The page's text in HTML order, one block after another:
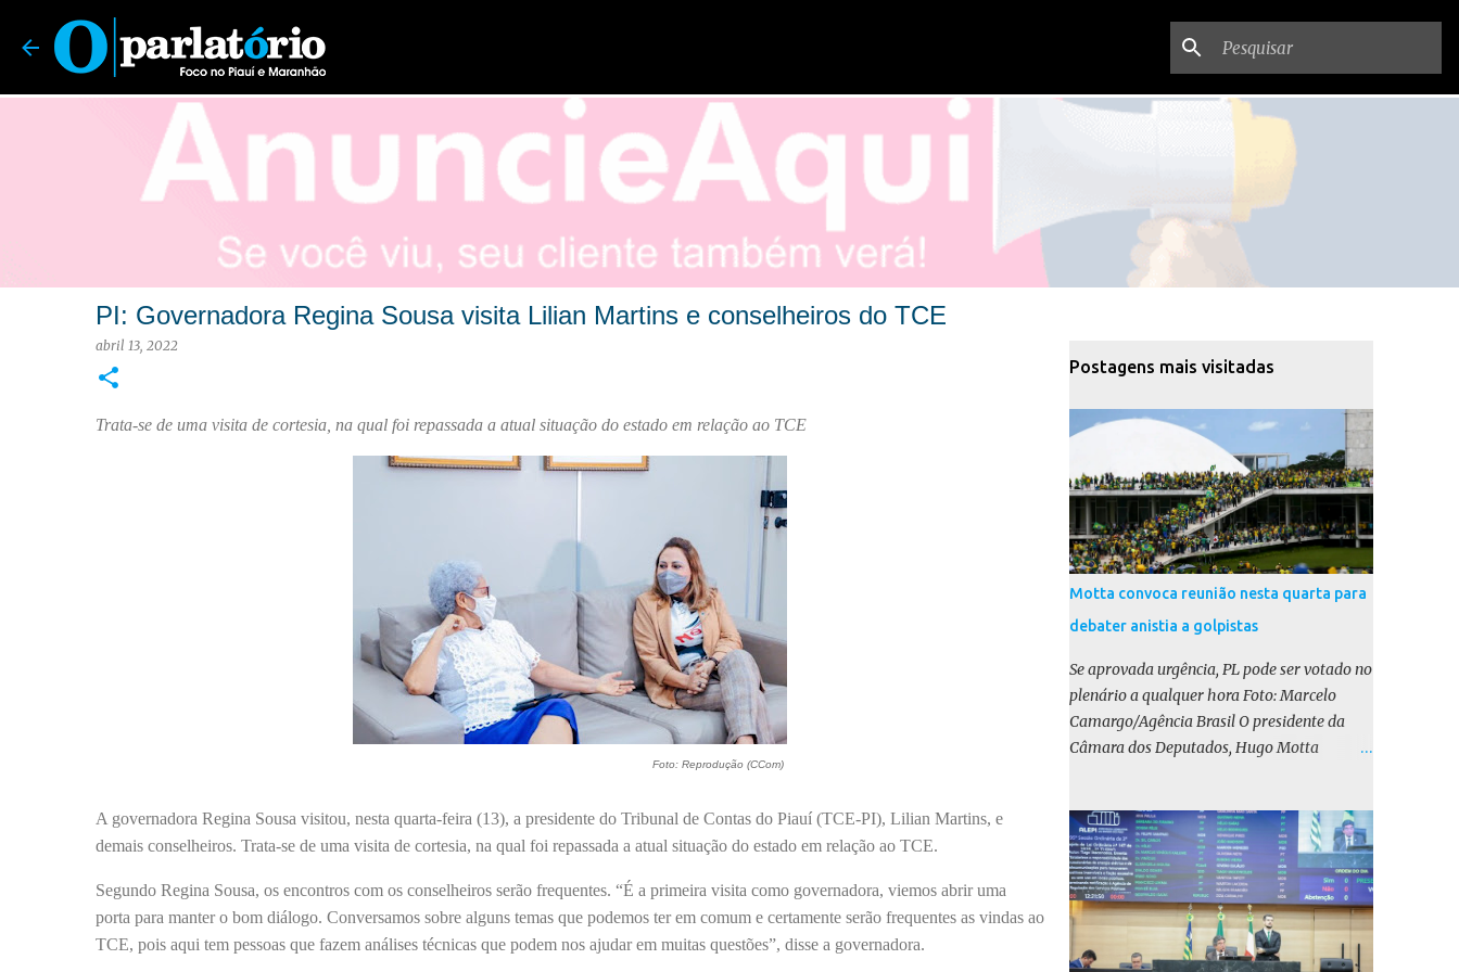
O Parlatório | Foco no Piauí e Maranhão
PI: Governadora Regina Sousa visita Lilian Martins e conselheiros do TCE
abril 13, 2022
Trata-se de uma visita de cortesia, na qual foi repassada a atual situação do estado em relação ao TCE
Foto: Reprodução (CCom)
A governadora Regina Sousa visitou, nesta quarta-feira (13), a presidente do Tribunal de Contas do Piauí (TCE-PI), Lilian Martins, e
demais conselheiros. Trata-se de uma visita de cortesia, na qual foi repassada a atual situação do estado em relação ao TCE.
Segundo Regina Sousa, os encontros com os conselheiros serão frequentes. “É a primeira visita como governadora, viemos abrir uma
porta para manter o bom diálogo. Conversamos sobre alguns temas que podemos ter em comum e certamente serão frequentes as vindas ao
TCE, pois aqui tem pessoas que fazem análises técnicas que podem nos ajudar em muitas questões”, disse a governadora.
Postagens mais visitadas
Motta convoca reunião nesta quarta para
debater anistia a golpistas
Se aprovada urgência, PL pode ser votado no
plenário a qualquer hora Foto: Marcelo
Camargo/Agência Brasil O presidente da
Câmara dos Deputados, Hugo Motta
líderes para discutir a votação da urgência
para o projeto de lei (PL) que prevê a anistia
aos condenados por tentativa de golpe de
Estado. Motta disse, em uma rede social, que
a reunião vai “deliberar sobre a urgência dos
projetos que tratam do acontecido em 8 de